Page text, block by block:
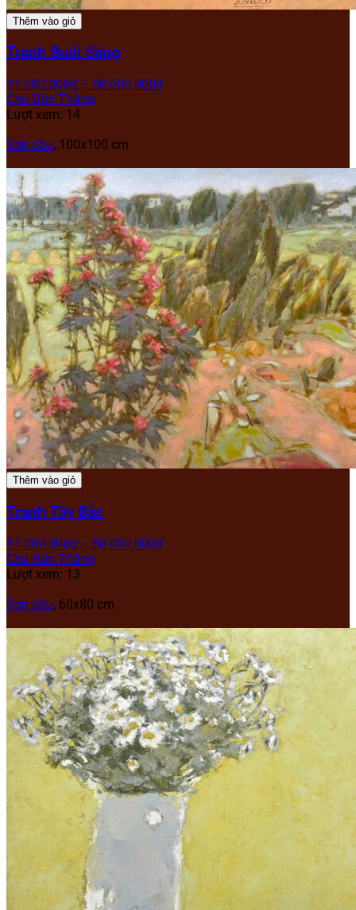
Thêm vào giỏ
Tranh Buổi Sáng
11.000.000₫ – 50.000.000₫
Chu Đức Thắng
Lượt xem: 14
Sơn dầu, 100x100 cm
Thêm vào giỏ
Tranh Tây Bắc
11.000.000₫ – 50.000.000₫
Chu Đức Thắng
Lượt xem: 13
Sơn dầu, 60x80 cm